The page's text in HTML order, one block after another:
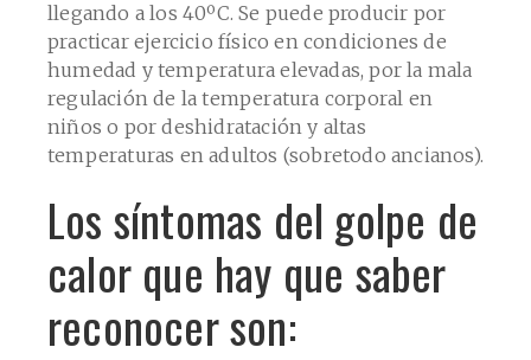
llegando a los 40ºC. Se puede producir por
practicar ejercicio físico en condiciones de
humedad y temperatura elevadas, por la mala
regulación de la temperatura corporal en
niños o por deshidratación y altas
temperaturas en adultos (sobretodo ancianos).
Los síntomas del golpe de
calor que hay que saber
reconocer son: